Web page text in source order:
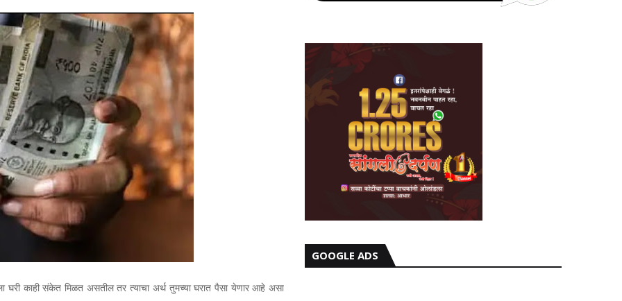
काही संकेत मिळत असतील तर त्याचा अर्थ तुमच्या घरात पैसा येणार आहे असा
GOOGLE ADS